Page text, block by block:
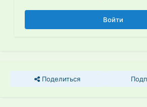
Войти
Поделиться